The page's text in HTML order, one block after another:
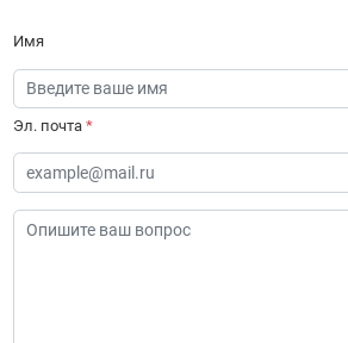
Имя
Эл. почта *